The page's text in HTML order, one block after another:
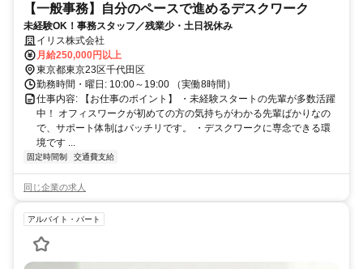
【一般事務】自分のペースで進めるデスクワーク
未経験OK！事務スタッフ／残業少・土日祝休み
イリス株式会社
月給250,000円以上
東京都東京23区千代田区
勤務時間・曜日: 10:00～19:00 （実働8時間）
仕事内容: 【お仕事のポイント】 ・未経験スタートの先輩が多数活躍
中！ オフィスワークが初めての方の気持ちがわかる先輩ばかりなの
で、サポート体制はバッチリです。 ・デスクワークに専念できる環
境です ...
固定時間制 交通費支給
同じ企業の求人
アルバイト・パート